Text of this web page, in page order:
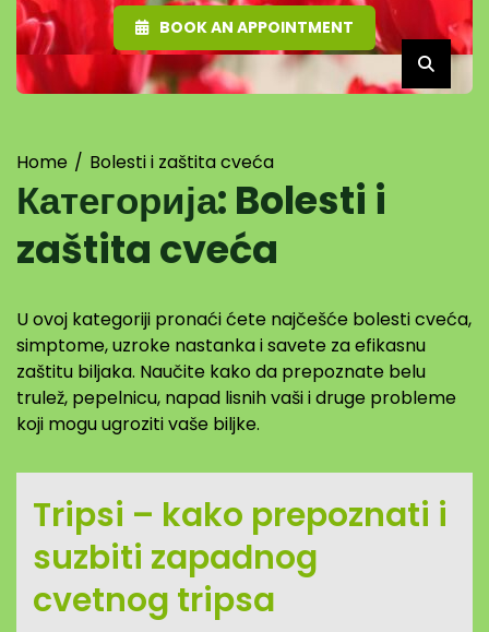
BOOK AN APPOINTMENT
Home Bolesti i zaštita cveća
Категорија: Bolesti i
zaštita cveća
U ovoj kategoriji pronaći ćete najčešće bolesti cveća,
simptome, uzroke nastanka i savete za efikasnu
zaštitu biljaka. Naučite kako da prepoznate belu
trulež, pepelnicu, napad lisnih vaši i druge probleme
koji mogu ugroziti vaše biljke.
Tripsi – kako prepoznati i
suzbiti zapadnog
cvetnog tripsa